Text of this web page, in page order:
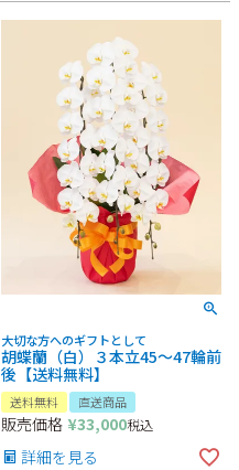
大切な方へのギフトとして
胡蝶蘭（白）３本立45～47輪前
後【送料無料】
送料無料 直送商品
販売価格 ¥33,000税込
詳細を見る